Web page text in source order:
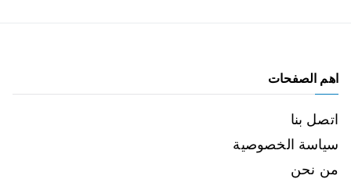
اهم الصفحات
اتصل بنا
سياسة الخصوصية
من نحن